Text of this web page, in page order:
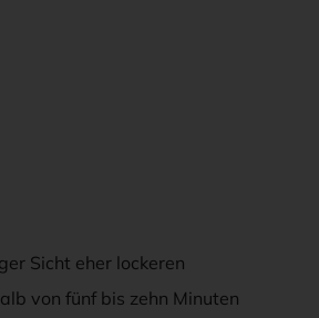
Sicht eher lockeren
von fünf bis zehn Minuten